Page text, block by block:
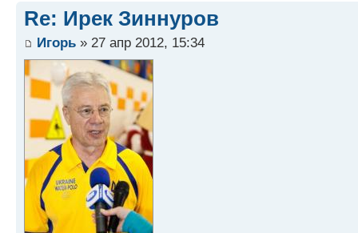
Re: Ирек Зиннуров
Игорь » 27 апр 2012, 15:34